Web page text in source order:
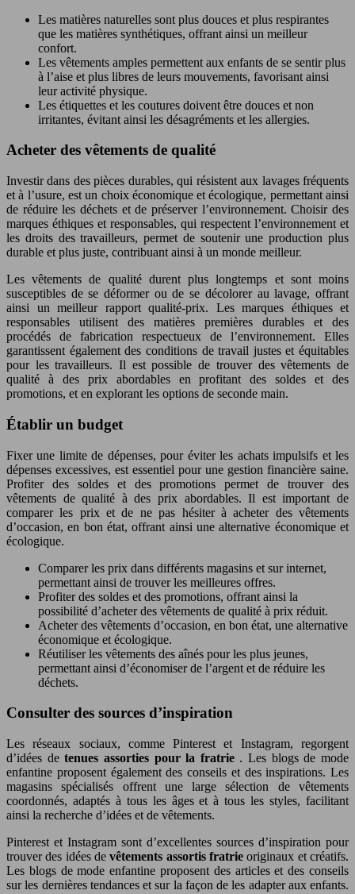
Les matières naturelles sont plus douces et plus respirantes
que les matières synthétiques, offrant ainsi un meilleur
confort.
Les vêtements amples permettent aux enfants de se sentir plus
à l’aise et plus libres de leurs mouvements, favorisant ainsi
leur activité physique.
Les étiquettes et les coutures doivent être douces et non
irritantes, évitant ainsi les désagréments et les allergies.
Acheter des vêtements de qualité
Investir dans des pièces durables, qui résistent aux lavages fréquents
et à l’usure, est un choix économique et écologique, permettant ainsi
de réduire les déchets et de préserver l’environnement. Choisir des
marques éthiques et responsables, qui respectent l’environnement et
les droits des travailleurs, permet de soutenir une production plus
durable et plus juste, contribuant ainsi à un monde meilleur.
Les vêtements de qualité durent plus longtemps et sont moins
susceptibles de se déformer ou de se décolorer au lavage, offrant
ainsi un meilleur rapport qualité-prix. Les marques éthiques et
responsables utilisent des matières premières durables et des
procédés de fabrication respectueux de l’environnement. Elles
garantissent également des conditions de travail justes et équitables
pour les travailleurs. Il est possible de trouver des vêtements de
qualité à des prix abordables en profitant des soldes et des
promotions, et en explorant les options de seconde main.
Établir un budget
Fixer une limite de dépenses, pour éviter les achats impulsifs et les
dépenses excessives, est essentiel pour une gestion financière saine.
Profiter des soldes et des promotions permet de trouver des
vêtements de qualité à des prix abordables. Il est important de
comparer les prix et de ne pas hésiter à acheter des vêtements
d’occasion, en bon état, offrant ainsi une alternative économique et
écologique.
Comparer les prix dans différents magasins et sur internet,
permettant ainsi de trouver les meilleures offres.
Profiter des soldes et des promotions, offrant ainsi la
possibilité d’acheter des vêtements de qualité à prix réduit.
Acheter des vêtements d’occasion, en bon état, une alternative
économique et écologique.
Réutiliser les vêtements des aînés pour les plus jeunes,
permettant ainsi d’économiser de l’argent et de réduire les
déchets.
Consulter des sources d’inspiration
Les réseaux sociaux, comme Pinterest et Instagram, regorgent
d’idées detenues assorties pour la fratrie . Les blogs de mode
enfantine proposent également des conseils et des inspirations. Les
magasins spécialisés offrent une large sélection de vêtements
coordonnés, adaptés à tous les âges et à tous les styles, facilitant
ainsi la recherche d’idées et de vêtements.
Pinterest et Instagram sont d’excellentes sources d’inspiration pour
trouver des idées devêtements assortis fratrieoriginaux et créatifs.
Les blogs de mode enfantine proposent des articles et des conseils
sur les dernières tendances et sur la façon de les adapter aux enfants.